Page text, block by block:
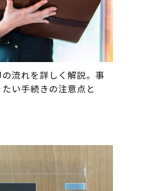
流れを詳しく解説。事
い手続きの注意点と